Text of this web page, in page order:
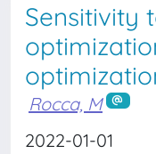
Sensitivity
Rocca, M
2022-01-01